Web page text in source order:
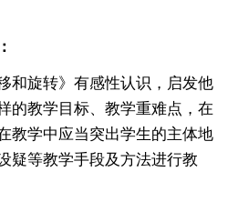
旋转》有感性认识，启发他
的教学目标、教学重难点，在
教学中应当突出学生的主体地
疑等教学手段及方法进行教